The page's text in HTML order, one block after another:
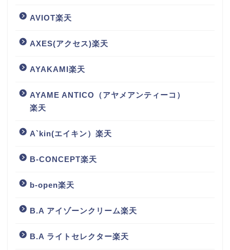
AVIOT楽天
AXES(アクセス)楽天
AYAKAMI楽天
AYAME ANTICO（アヤメアンティーコ）
楽天
A`kin(エイキン）楽天
B-CONCEPT楽天
b-open楽天
B.A アイゾーンクリーム楽天
B.A ライトセレクター楽天